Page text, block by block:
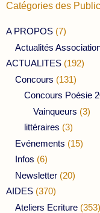
Catégories des
A PROPOS (7)
Actualités
ACTUALITES (192)
Concours (131)
Concours Poésie
Vainqueurs (3)
littéraires (3)
Evénements (15)
Infos (6)
Newsletter (20)
AIDES (370)
Ateliers Ecriture (353)